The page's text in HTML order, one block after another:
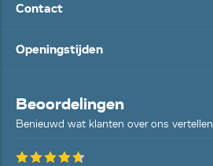
Contact
Openingstijden
Beoordelingen
Benieuwd wat klanten over ons vertellen